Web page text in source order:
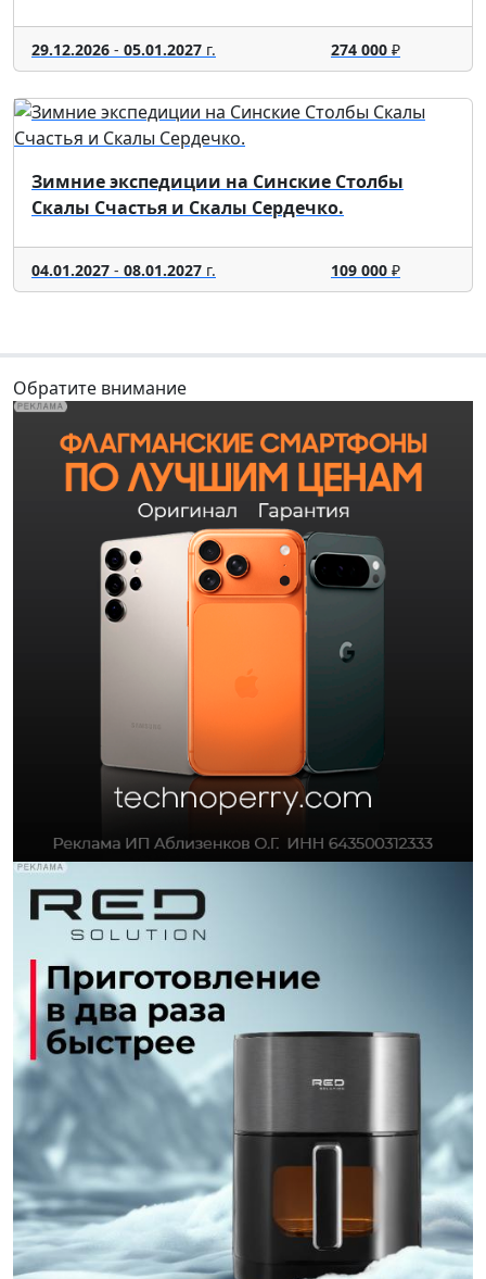
29.12.2026 - 05.01.2027 г. 274 000₽
Зимние экспедиции на Синские Столбы
Скалы Счастья и Скалы Сердечко.
04.01.2027 - 08.01.2027 г. 109 000₽
Обратите внимание